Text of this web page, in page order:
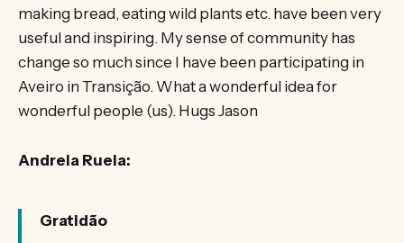
making bread, eating wild plants etc. have been very
useful and inspiring. My sense of community has
change so much since I have been participating in
Aveiro in Transição. What a wonderful idea for
wonderful people (us). Hugs Jason
Andreia Ruela:
Gratidão